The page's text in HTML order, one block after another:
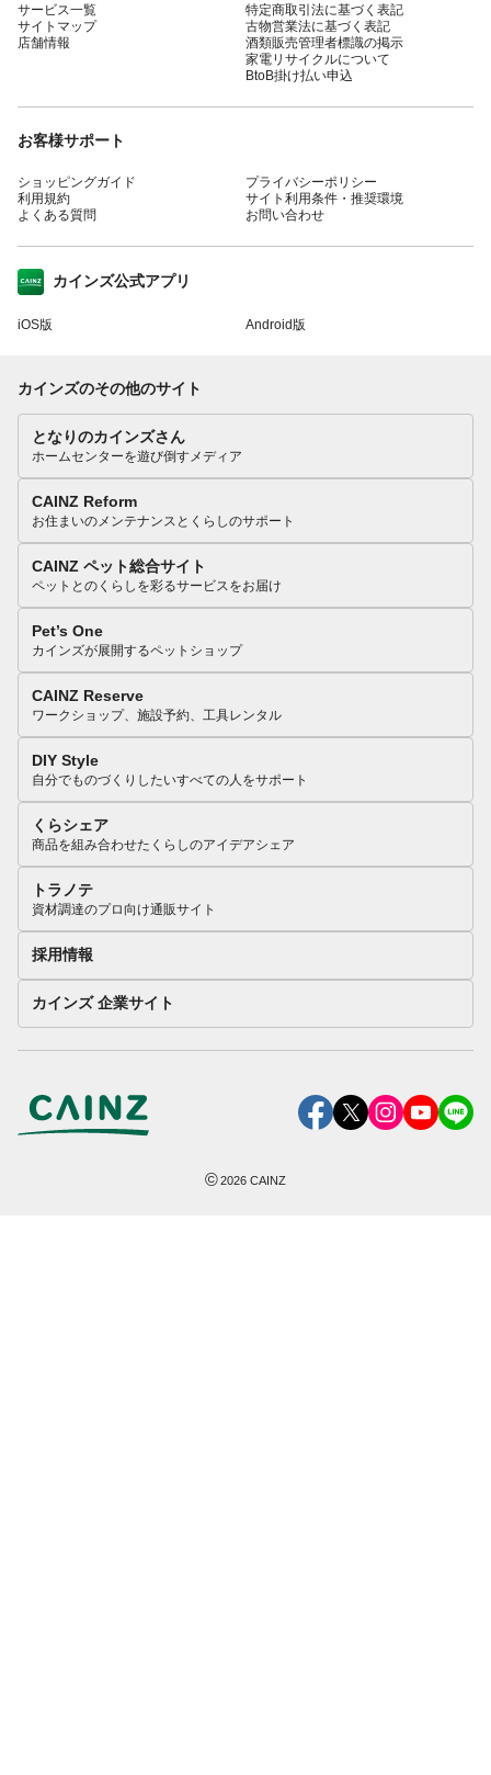
サービス一覧
サイトマップ
店舗情報
特定商取引法に基づく表記
古物営業法に基づく表記
酒類販売管理者標識の掲示
家電リサイクルについて
BtoB掛け払い申込
お客様サポート
ショッピングガイド
利用規約
よくある質問
プライバシーポリシー
サイト利用条件・推奨環境
お問い合わせ
カインズ公式アプリ
iOS版 Android版
カインズのその他のサイト
となりのカインズさん
ホームセンターを遊び倒すメディア
CAINZ Reform
お住まいのメンテナンスとくらしのサポート
CAINZ ペット総合サイト
ペットとのくらしを彩るサービスをお届け
Pet’s One
カインズが展開するペットショップ
CAINZ Reserve
ワークショップ、施設予約、工具レンタル
DIY Style
自分でものづくりしたいすべての人をサポート
くらシェア
商品を組み合わせたくらしのアイデアシェア
トラノテ
資材調達のプロ向け通販サイト
採用情報
カインズ 企業サイト
©2026 CAINZ